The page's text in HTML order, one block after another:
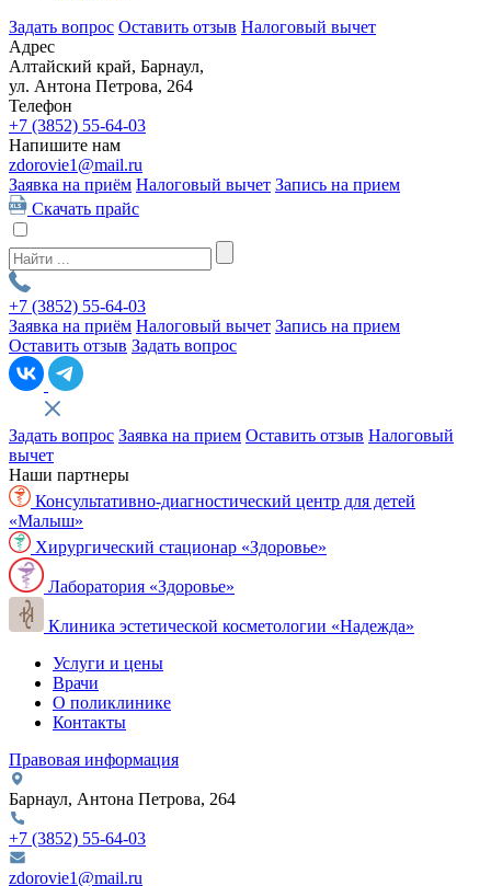
Задать вопрос Оставить отзыв Налоговый вычет
Адрес
Алтайский край, Барнаул,
ул. Антона Петрова, 264
Телефон
+7 (3852) 55-64-03
Напишите нам
zdorovie1@mail.ru
Заявка на приём Налоговый вычет Запись на прием
Скачать прайс
+7 (3852) 55-64-03
Заявка на приём Налоговый вычет Запись на прием
Оставить отзыв Задать вопрос
Задать вопрос Заявка на прием Оставить отзыв Налоговый
вычет
Наши партнеры
Консультативно-диагностический центр для детей
«Малыш»
Хирургический стационар «Здоровье»
Лаборатория «Здоровье»
Клиника эстетической косметологии «Надежда»
Услуги и цены
Врачи
О поликлинике
Контакты
Правовая информация
Барнаул, Антона Петрова, 264
+7 (3852) 55-64-03
zdorovie1@mail.ru